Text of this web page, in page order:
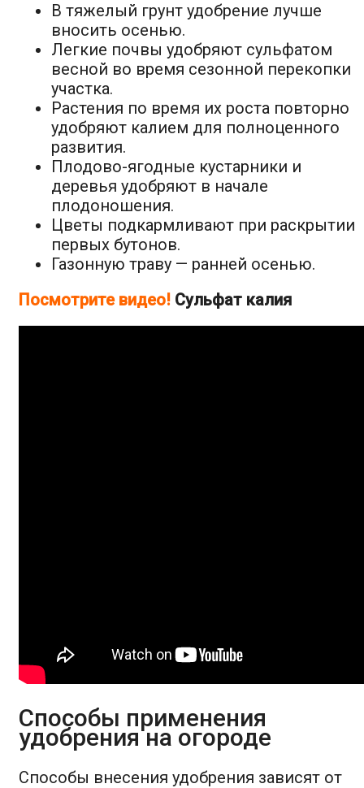
В тяжелый грунт удобрение лучше
вносить осенью.
Легкие почвы удобряют сульфатом
весной во время сезонной перекопки
участка.
Растения по время их роста повторно
удобряют калием для полноценного
развития.
Плодово-ягодные кустарники и
деревья удобряют в начале
плодоношения.
Цветы подкармливают при раскрытии
первых бутонов.
Газонную траву — ранней осенью.
Посмотрите видео! Сульфат калия
Способы применения
удобрения на огороде
Способы внесения удобрения зависят от